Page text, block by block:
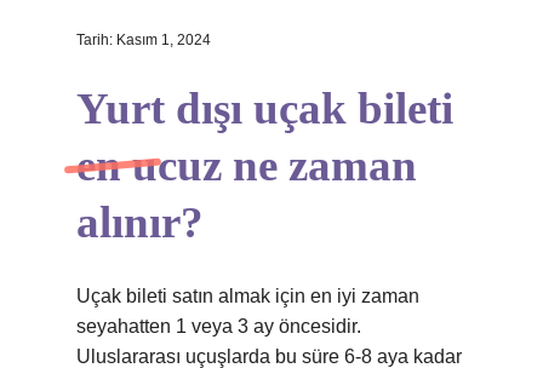
Tarih: Kasım 1, 2024
Yurt dışı uçak bileti
en ucuz ne zaman
alınır?
Uçak bileti satın almak için en iyi zaman
seyahatten 1 veya 3 ay öncesidir.
Uluslararası uçuşlarda bu süre 6-8 aya kadar